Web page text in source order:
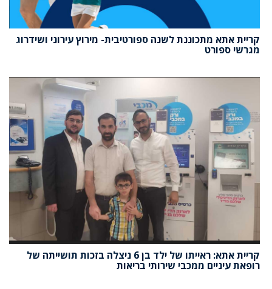
קריית אתא מתכוננת לשנה ספורטיבית- מירוץ עירוני ושידרוג
מגרשי ספורט
קריית אתא: ראייתו של ילד בן 6 ניצלה בזכות תושייתה של
רופאת עיניים ממכבי שירותי בריאות